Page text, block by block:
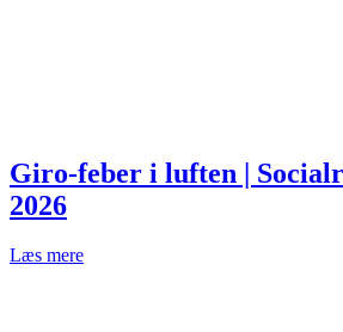
Giro-feber i luften |
2026
Læs mere